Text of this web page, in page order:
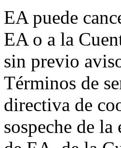
EA puede
EA o a la
sin previo
Términos de
directiva de
sospeche de